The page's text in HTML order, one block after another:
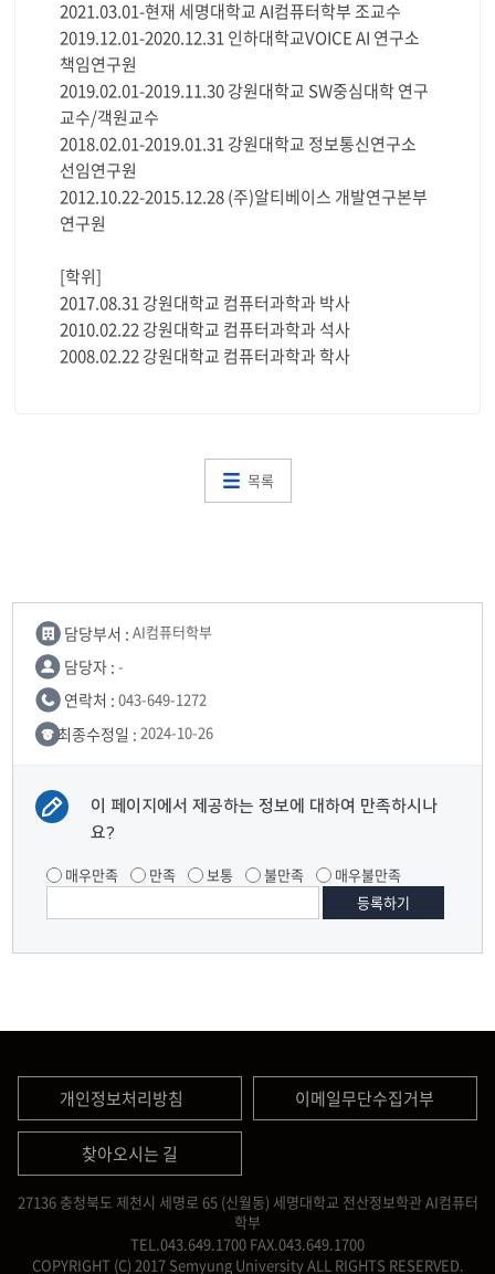
2021.03.01-현재 세명대학교 AI컴퓨터학부 조교수
2019.12.01-2020.12.31 인하대학교VOICE AI 연구소
책임연구원
2019.02.01-2019.11.30 강원대학교 SW중심대학 연구
교수/객원교수
2018.02.01-2019.01.31 강원대학교 정보통신연구소
선임연구원
2012.10.22-2015.12.28 (주)알티베이스 개발연구본부
연구원
[학위]
2017.08.31 강원대학교 컴퓨터과학과 박사
2010.02.22 강원대학교 컴퓨터과학과 석사
2008.02.22 강원대학교 컴퓨터과학과 학사
목록
담당부서 : AI컴퓨터학부
담당자 : -
연락처 : 043-649-1272
최종수정일 : 2024-10-26
이 페이지에서 제공하는 정보에 대하여 만족하시나
요?
매우만족 만족 보통 불만족 매우불만족
개인정보처리방침 이메일무단수집거부
찾아오시는 길
27136 충청북도 제천시 세명로 65 (신월동) 세명대학교 전산정보학관 AI컴퓨터
학부
TEL.043.649.1700 FAX.043.649.1700
COPYRIGHT (C) 2017 Semyung University ALL RIGHTS RESERVED.